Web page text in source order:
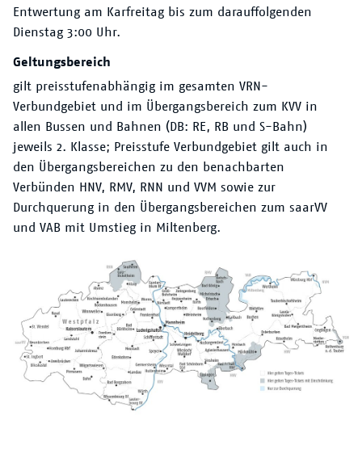
Entwertung am Karfreitag bis zum darauffolgenden
Dienstag 3:00 Uhr.
Geltungsbereich
gilt preisstufenabhängig im gesamten VRN-
Verbundgebiet und im Übergangsbereich zum KVV in
allen Bussen und Bahnen (DB: RE, RB und S-Bahn)
jeweils 2. Klasse; Preisstufe Verbundgebiet gilt auch in
den Übergangsbereichen zu den benachbarten
Verbünden HNV, RMV, RNN und VVM sowie zur
Durchquerung in den Übergangsbereichen zum saarVV
und VAB mit Umstieg in Miltenberg.